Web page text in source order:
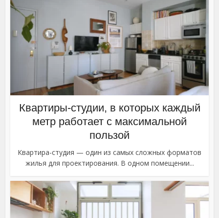
Квартиры-студии, в которых каждый
метр работает с максимальной
пользой
Квартира-студия — один из самых сложных форматов
жилья для проектирования. В одном помещении...